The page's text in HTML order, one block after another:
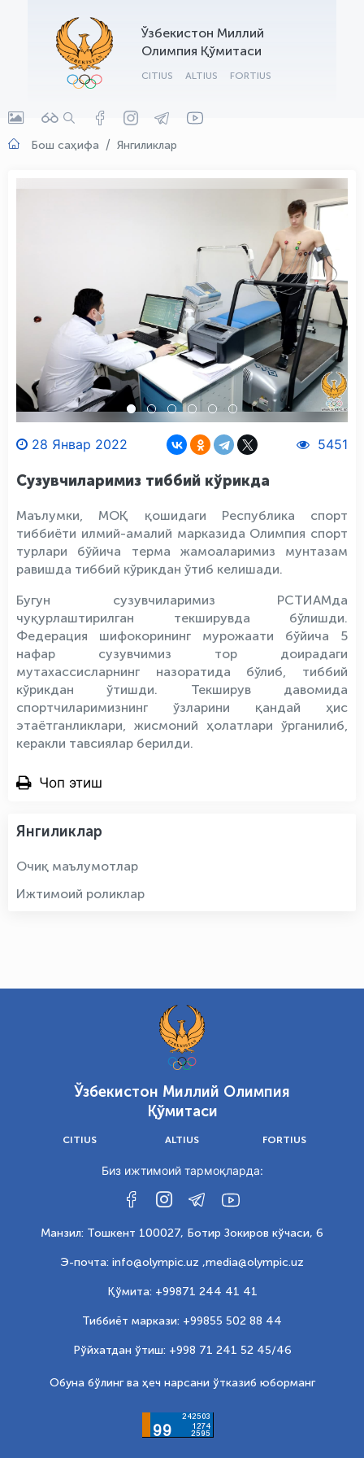
Ўзбекистон Миллий
Олимпия Қўмитаси
CITIUS ALTIUS FORTIUS
Бош саҳифа Янгиликлар
28 Январ 2022 5451
Сузувчиларимиз тиббий кўрикда
Маълумки, МОҚ қошидаги Республика спорт
тиббиёти илмий-амалий марказида Олимпия спорт
турлари бўйича терма жамоаларимиз мунтазам
равишда тиббий кўрикдан ўтиб келишади.
Бугун сузувчиларимиз РСТИАМда
чуқурлаштирилган текширувда бўлишди.
Федерация шифокорининг мурожаати бўйича 5
нафар сузувчимиз тор доирадаги
мутахассисларнинг назоратида бўлиб, тиббий
кўрикдан ўтишди. Текширув давомида
спортчиларимизнинг ўзларини қандай ҳис
этаётганликлари, жисмоний ҳолатлари ўрганилиб,
керакли тавсиялар берилди.
Чоп этиш
Янгиликлар
Очиқ маълумотлар
Ижтимоий роликлар
Ўзбекистон Миллий Олимпия
Қўмитаси
CITIUS ALTIUS FORTIUS
Биз ижтимоий тармоқларда:
Манзил: Тошкент 100027, Ботир Зокиров кўчаси, 6
Э-почта: info@olympic.uz ,media@olympic.uz
Қўмита: +99871 244 41 41
Тиббиёт маркази: +99855 502 88 44
Рўйхатдан ўтиш: +998 71 241 52 45/46
Обуна бўлинг ва ҳеч нарсани ўтказиб юборманг
OLYMPCHIK AI - yordamchi
Онлайн · olympic.uz